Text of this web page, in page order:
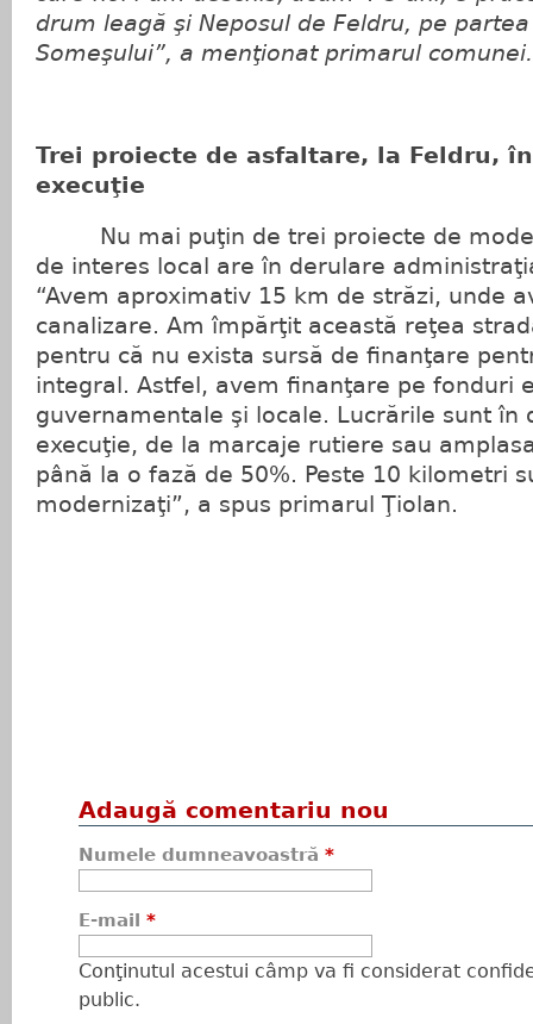
drum leagă şi Neposul de Feldru, pe
Someşului”, a menţionat primarul comunei.
Trei proiecte de asfaltare, la Feldru,
execuţie
Nu mai puţin de trei proiecte de
de interes local are în derulare
“Avem aproximativ 15 km de străzi, unde
canalizare. Am împărţit această reţea
pentru că nu exista sursă de finanţare
integral. Astfel, avem finanţare pe fonduri
guvernamentale şi locale. Lucrările sunt în
execuţie, de la marcaje rutiere sau
până la o fază de 50%. Peste 10 kilometri
modernizaţi”, a spus primarul Ţiolan.
Adaugă comentariu nou
Numele dumneavoastră *
E-mail *
Conţinutul acestui câmp va fi considerat
public.